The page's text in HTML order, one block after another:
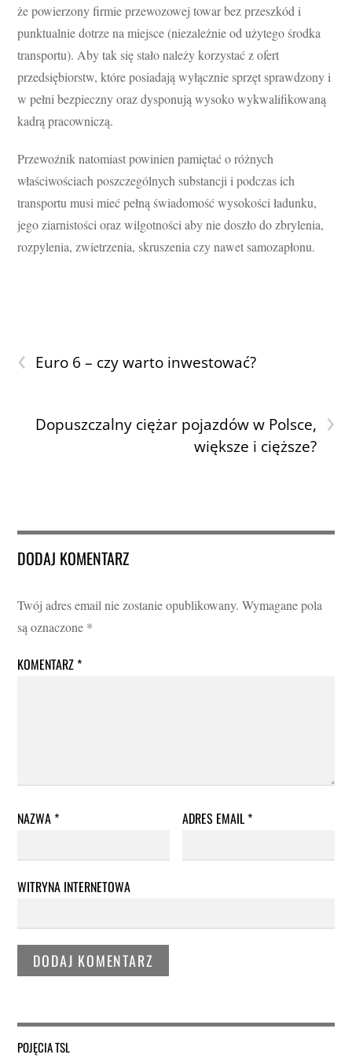
że powierzony firmie przewozowej towar bez przeszkód i
punktualnie dotrze na miejsce (niezależnie od użytego środka
transportu). Aby tak się stało należy korzystać z ofert
przedsiębiorstw, które posiadają wyłącznie sprzęt sprawdzony i
w pełni bezpieczny oraz dysponują wysoko wykwalifikowaną
kadrą pracowniczą.
Przewoźnik natomiast powinien pamiętać o różnych
właściwościach poszczególnych substancji i podczas ich
transportu musi mieć pełną świadomość wysokości ładunku,
jego ziarnistości oraz wilgotności aby nie doszło do zbrylenia,
rozpylenia, zwietrzenia, skruszenia czy nawet samozapłonu.
‹ Euro 6 – czy warto inwestować?
›
Dopuszczalny ciężar pojazdów w Polsce,
większe i cięższe?
DODAJ KOMENTARZ
Twój adres email nie zostanie opublikowany. Wymagane pola
są oznaczone *
KOMENTARZ*
NAZWA* ADRES EMAIL*
WITRYNA INTERNETOWA
POJĘCIA TSL